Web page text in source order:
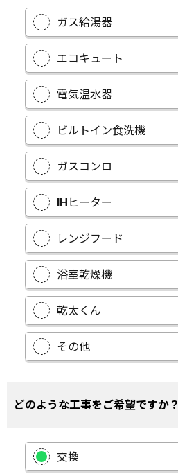
ガス給湯器
エコキュート
電気温水器
ビルトイン食洗機
ガスコンロ
IHヒーター
レンジフード
浴室乾燥機
乾太くん
その他
どのような工事をご希望ですか？
交換